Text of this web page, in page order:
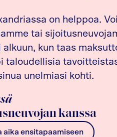
on helppoa.
tai
kun taas
taloudellisia
unelmiasi kohti.
kanssa
aika ensitapaamiseen